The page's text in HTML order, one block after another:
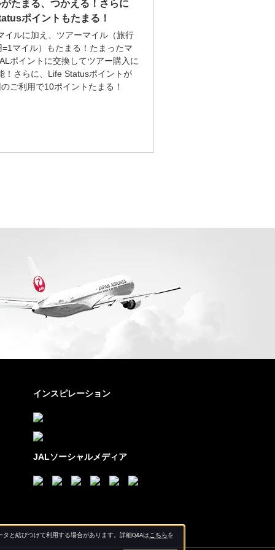
たまる、つかえる！さらに
ポイントもたまる！
イルに加え、ツアーマイル（旅行
マイル）もたまる！たまったマ
ポイントに交換してツアー購入に
！さらに、Life Statusポイントが
ご利用で10ポイントたまる！
インスピレーション
JALソーシャルメディア
と結びつけて利用する場合があります。詳細Q&Aは こちらを